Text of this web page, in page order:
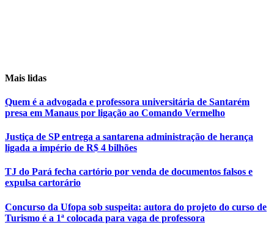
Mais lidas
Quem é a advogada e professora universitária de Santarém
presa em Manaus por ligação ao Comando Vermelho
Justiça de SP entrega a santarena administração de herança
ligada a império de R$ 4 bilhões
TJ do Pará fecha cartório por venda de documentos falsos e
expulsa cartorário
Concurso da Ufopa sob suspeita: autora do projeto do curso de
Turismo é a 1ª colocada para vaga de professora